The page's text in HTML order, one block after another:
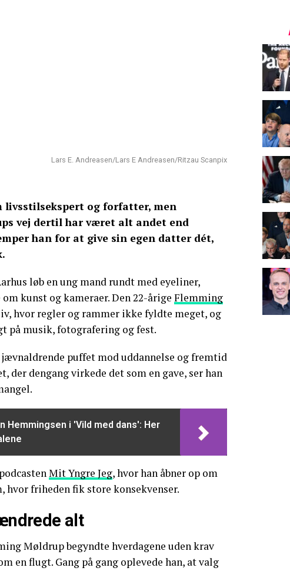
Lars E. Andreasen/Lars E Andreasen/Ritzau Scanpix
livsstilsekspert og forfatter, men
vej dertil har været alt andet end
han for at give sin egen datter dét,
løb en ung mand rundt med eyeliner,
kunst og kameraer. Den 22-årige Flemming
hvor regler og rammer ikke fyldte meget, og
på musik, fotografering og fest.
puffet mod uddannelse og fremtid
der dengang virkede det som en gave, ser han
Hemmingsen i 'Vild med dans': Her
Mit Yngre Jeg, hvor han åbner op om
hvor friheden fik store konsekvenser.
alt
Møldrup begyndte hverdagene uden krav
en flugt. Gang på gang oplevede han, at valg